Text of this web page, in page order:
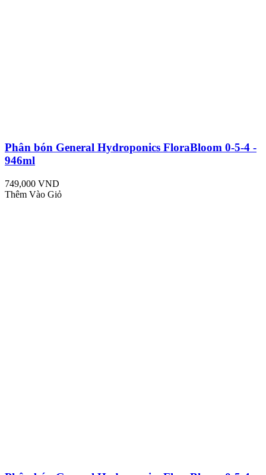
Phân bón General Hydroponics FloraBloom 0-5-4 -
946ml
749,000 VND
Thêm Vào Giỏ